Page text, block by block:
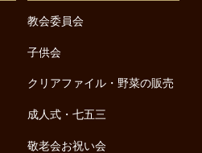
教会委員会
子供会
クリアファイル・野菜の販売
成人式・七五三
敬老会お祝い会